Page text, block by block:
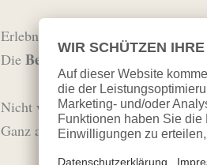
Erlebnisse, Begegnungen,
DieBedeutung entsteht erst,
Nicht weil Du das willst. Sondern
Ganz automatisch. Ohne